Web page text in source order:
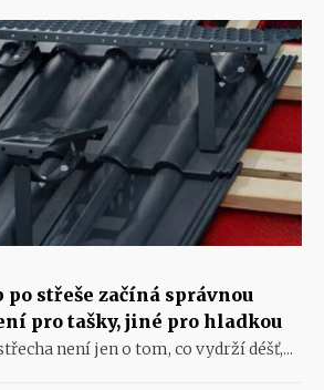
po střeše začíná správnou
pro tašky, jiné pro hladkou
není jen o tom, co vydrží déšť,...